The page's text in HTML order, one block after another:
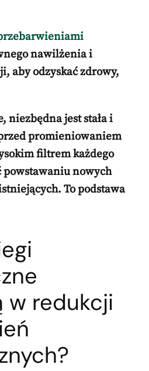
nawilżenia i
aby odzyskać zdrowy,
niezbędna jest stała i
promieniowaniem
filtrem każdego
powstawaniu nowych
To podstawa
w redukcji